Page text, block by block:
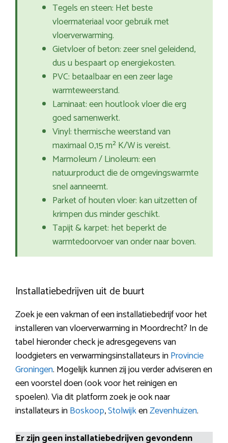
Tegels en steen: Het beste
vloermateriaal voor gebruik met
vloerverwarming.
Gietvloer of beton: zeer snel geleidend,
dus u bespaart op energiekosten.
PVC: betaalbaar en een zeer lage
warmteweerstand.
Laminaat: een houtlook vloer die erg
goed samenwerkt.
Vinyl: thermische weerstand van
maximaal 0,15 m² K/W is vereist.
Marmoleum / Linoleum: een
natuurproduct die de omgevingswarmte
snel aanneemt.
Parket of houten vloer: kan uitzetten of
krimpen dus minder geschikt.
Tapijt & karpet: het beperkt de
warmtedoorvoer van onder naar boven.
Installatiebedrijven uit de buurt
Zoek je een vakman of een installatiebedrijf voor het
installeren van vloerverwarming in Moordrecht? In de
tabel hieronder check je adresgegevens van
loodgieters en verwarmingsinstallateurs inProvincie
Groningen. Mogelijk kunnen zij jou verder adviseren en
een voorstel doen (ook voor het reinigen en
spoelen). Via dit platform zoek je ook naar
installateurs inBoskoop,StolwijkenZevenhuizen.
Er zijn geen installatiebedrijven gevondenn